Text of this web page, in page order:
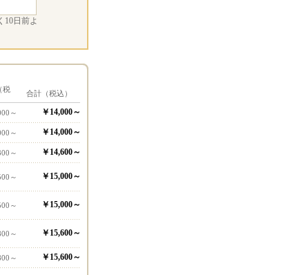
10日前よ
税
合計（税込）
～ ￥14,000～
～ ￥14,000～
～
￥14,600～
～ ￥15,000～
～ ￥15,000～
～ ￥15,600～
～
￥15,600～